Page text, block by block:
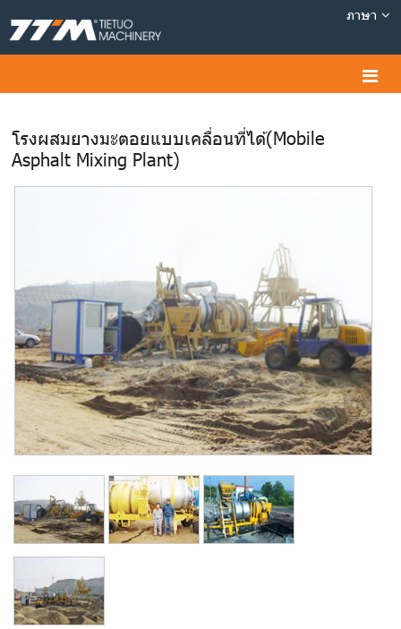
ภาษา
โรงผสมยางมะตอยแบบเคลื่อนที่ได้ (Mobile
Asphalt Mixing Plant)